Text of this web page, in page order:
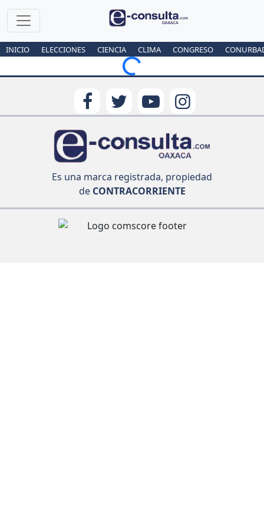
INICIO ELECCIONES CIENCIA CLIMA CONGRESO
Loading...
Es una marca registrada, propiedad
deCONTRACORRIENTE